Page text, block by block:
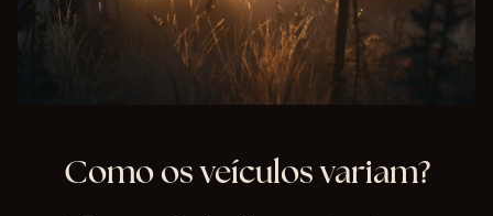
Como os veículos variam?